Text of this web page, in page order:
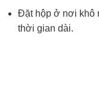
Đặt hộp ở nơi khô
thời gian dài.